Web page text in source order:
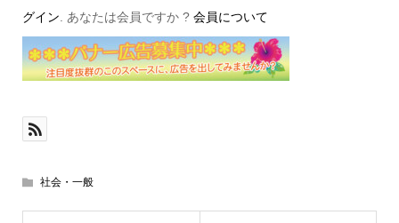
グイン . あなたは会員ですか ? 会員について
社会・一般